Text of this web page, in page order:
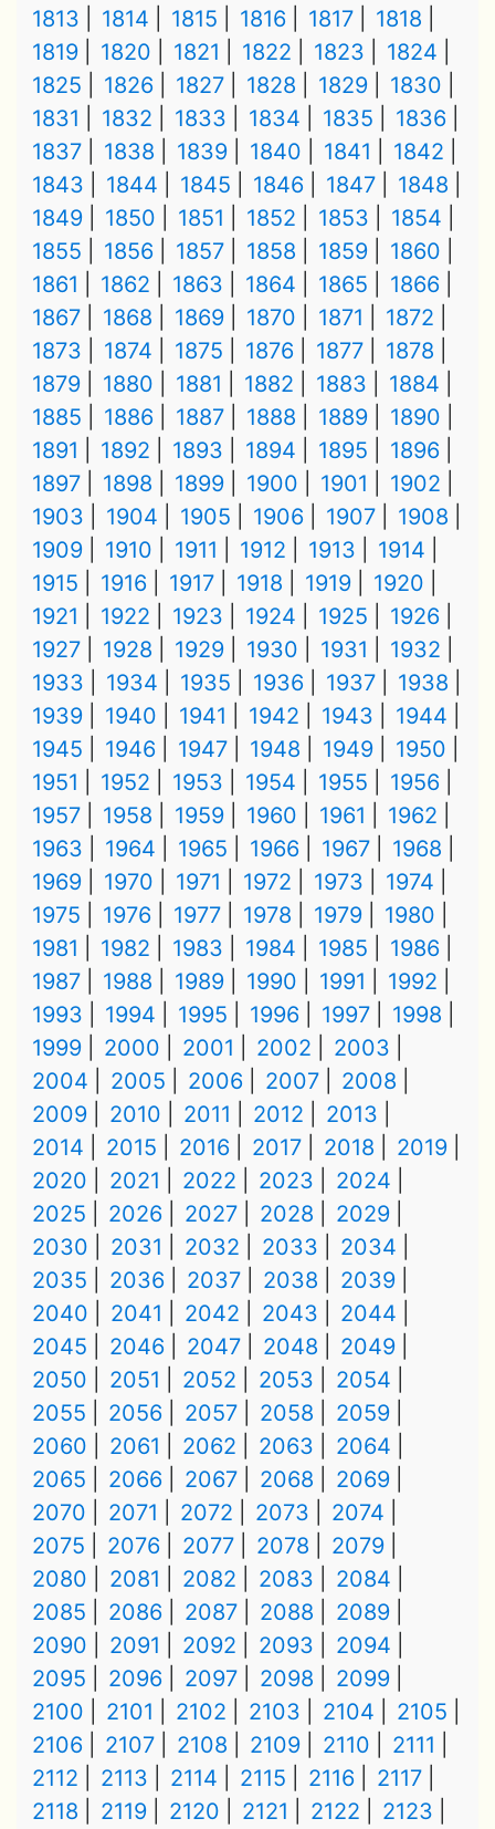
1813
1814 1815 1816 1817
1818
1819
1820 1821 1822 1823
1824
1825
1826 1827 1828 1829
1830
1831
1832 1833 1834 1835
1836
1837
1838 1839 1840 1841
1842
1843
1844 1845 1846 1847
1848
1849
1850 1851 1852 1853
1854
1855
1856 1857 1858 1859
1860
1861
1862 1863 1864 1865
1866
1867
1868 1869 1870 1871
1872
1873
1874 1875 1876 1877
1878
1879
1880 1881 1882 1883
1884
1885
1886 1887 1888 1889
1890
1891
1892 1893 1894 1895
1896
1897
1898 1899 1900 1901
1902
1903
1904 1905 1906 1907
1908
1909
1910 1911 1912 1913
1914
1915
1916 1917 1918 1919
1920
1921
1922 1923 1924 1925
1926
1927
1928 1929 1930 1931
1932
1933
1934 1935 1936 1937
1938
1939
1940 1941 1942 1943
1944
1945
1946 1947 1948 1949
1950
1951
1952 1953 1954 1955
1956
1957
1958 1959 1960 1961
1962
1963
1964 1965 1966 1967
1968
1969
1970 1971 1972 1973
1974
1975
1976 1977 1978 1979
1980
1981
1982 1983 1984 1985
1986
1987
1988 1989 1990 1991
1992
1993
1994 1995 1996 1997
1998
1999
2000 2001 2002
2003
2004
2005 2006 2007
2008
2009
2010 2011 2012
2013
2014
2015 2016 2017 2018
2019
2020
2021 2022 2023
2024
2025
2026 2027 2028
2029
2030
2031 2032 2033
2034
2035
2036 2037 2038
2039
2040
2041 2042 2043
2044
2045
2046 2047 2048
2049
2050
2051 2052 2053
2054
2055
2056 2057 2058
2059
2060
2061 2062 2063
2064
2065
2066 2067 2068
2069
2070
2071 2072 2073
2074
2075
2076 2077 2078
2079
2080
2081 2082 2083
2084
2085
2086 2087 2088
2089
2090
2091 2092 2093
2094
2095
2096 2097 2098
2099
2100
2101 2102 2103 2104
2105
2106
2107 2108 2109 2110
2111
2112
2113 2114 2115 2116
2117
2118
2119 2120 2121 2122 2123